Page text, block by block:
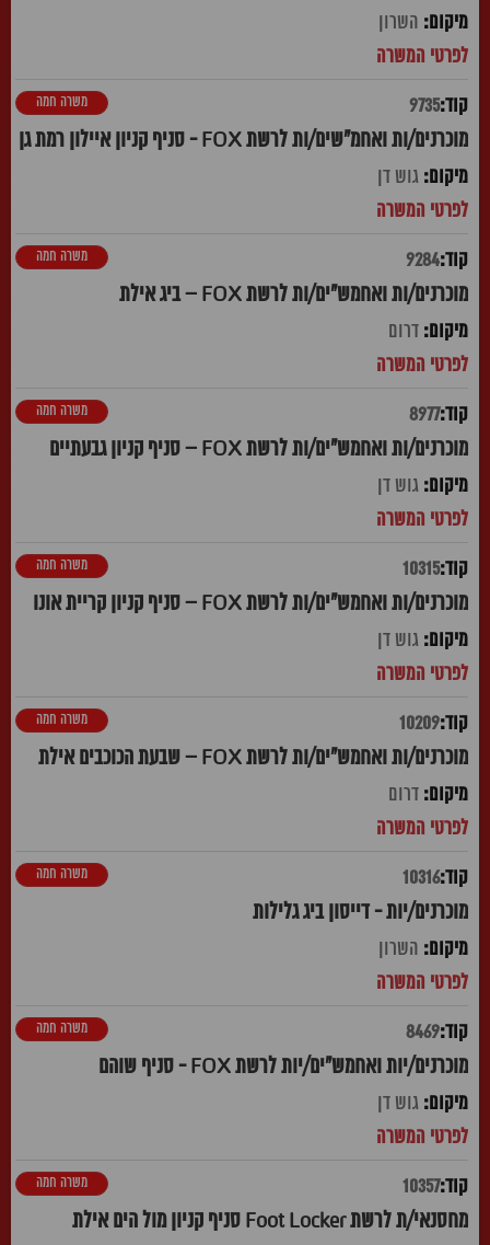
השרון
9735
מוכרנים/ות ואחמ"שים/ות לרשת FOX - סניף קניון איילון רמת גן
משרה חמה
גוש דן
9284
מוכרנים/ות ואחמש"ים/ות לרשת FOX – ביג אילת
משרה חמה
דרום
8977
מוכרנים/ות ואחמש"ים/ות לרשת FOX – סניף קניון גבעתיים
משרה חמה
גוש דן
10315
מוכרנים/ות ואחמש"ים/ות לרשת FOX – סניף קניון קריית אונו
משרה חמה
גוש דן
10209
מוכרנים/ות ואחמש"ים/ות לרשת FOX – שבעת הכוכבים אילת
משרה חמה
דרום
10316
מוכרנים/יות - דייסון ביג גלילות
משרה חמה
השרון
8469
מוכרנים/יות ואחמש"ים/יות לרשת FOX - סניף שוהם
משרה חמה
גוש דן
10357
מחסנאי/ת לרשת Foot Locker סניף קניון מול הים אילת
משרה חמה